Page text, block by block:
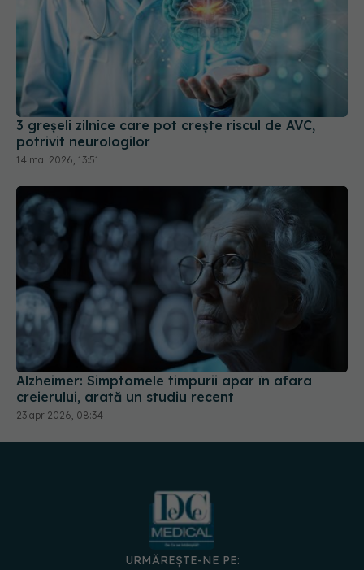
3 greșeli zilnice care pot crește riscul de AVC,
potrivit neurologilor
14 mai 2026, 13:51
Alzheimer: Simptomele timpurii apar în afara
creierului, arată un studiu recent
23 apr 2026, 08:34
URMĂREȘTE-NE PE:
DESCARCĂ APLICAȚIA